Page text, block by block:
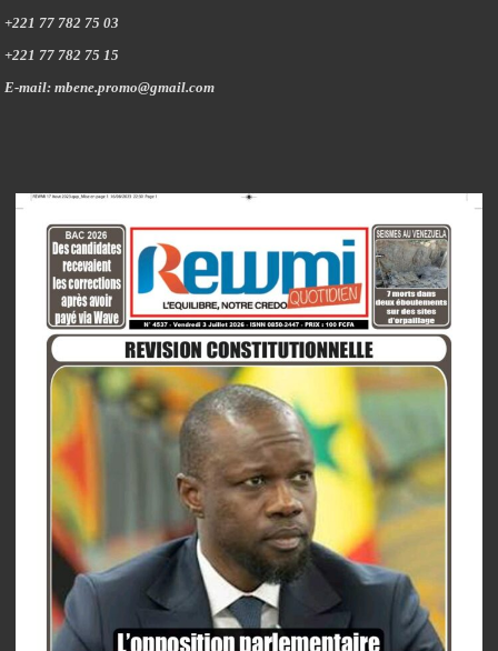
+221 77 782 75 03
+221 77 782 75 15
E-mail: mbene.promo@gmail.com